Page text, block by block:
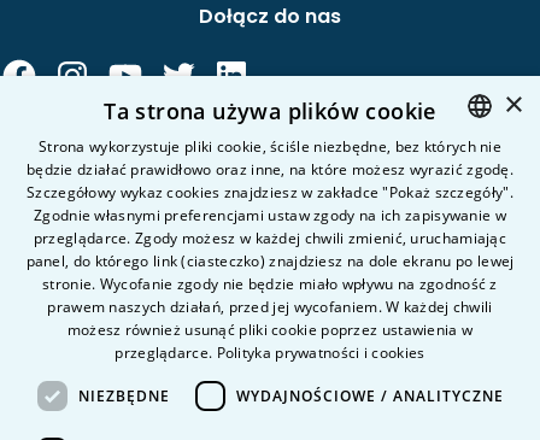
Kierunki studiów
O uczelni
Kandydat
Student
Nauka i badania
Intranet
Dołącz do nas
POLISH
ENGLISH
×
Ta strona używa plików cookie
Strona wykorzystuje pliki cookie, ściśle niezbędne, bez których nie
będzie działać prawidłowo oraz inne, na które możesz wyrazić zgodę.
Szczegółowy wykaz cookies znajdziesz w zakładce "Pokaż szczegóły".
Zgodnie własnymi preferencjami ustaw zgody na ich zapisywanie w
przeglądarce. Zgody możesz w każdej chwili zmienić, uruchamiając
panel, do którego link (ciasteczko) znajdziesz na dole ekranu po lewej
stronie. Wycofanie zgody nie będzie miało wpływu na zgodność z
prawem naszych działań, przed jej wycofaniem. W każdej chwili
możesz również usunąć pliki cookie poprzez ustawienia w
przeglądarce. Polityka prywatności i cookies
NIEZBĘDNE WYDAJNOŚCIOWE / ANALITYCZNE